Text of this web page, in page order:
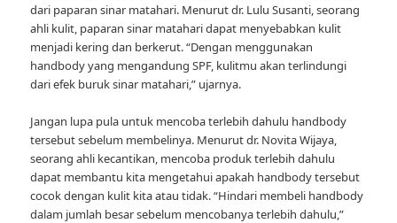
dari paparan sinar matahari. Menurut dr. Lulu Susanti, seorang
ahli kulit, paparan sinar matahari dapat menyebabkan kulit
menjadi kering dan berkerut. “Dengan menggunakan
handbody yang mengandung SPF, kulitmu akan terlindungi
dari efek buruk sinar matahari,” ujarnya.
Jangan lupa pula untuk mencoba terlebih dahulu handbody
tersebut sebelum membelinya. Menurut dr. Novita Wijaya,
seorang ahli kecantikan, mencoba produk terlebih dahulu
dapat membantu kita mengetahui apakah handbody tersebut
cocok dengan kulit kita atau tidak. “Hindari membeli handbody
dalam jumlah besar sebelum mencobanya terlebih dahulu,”